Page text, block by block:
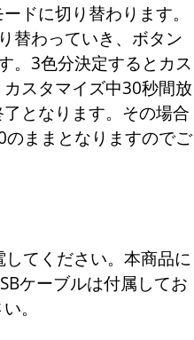
ドに切り替わります。
替わっていき、ボタン
。3色分決定するとカス
スタマイズ中30秒間放
となります。その場合
ままとなりますのでご
てください。本商品に
ケーブルは付属してお
。